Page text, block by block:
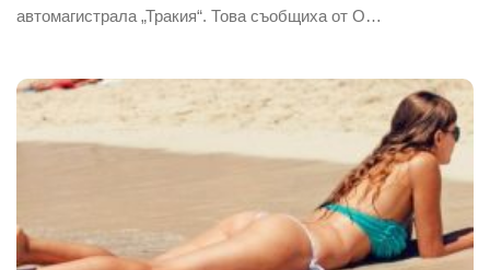
автомагистрала „Тракия“. Това съобщиха от О…